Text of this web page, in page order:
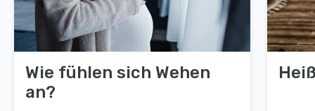
Wie fühlen sich Wehen
an?